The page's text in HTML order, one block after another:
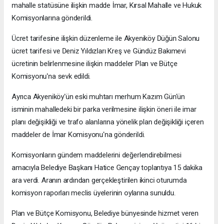
mahalle statüsüne ilişkin madde İmar, Kırsal Mahalle ve Hukuk
Komisyonlarına gönderildi.
Ücret tarifesine ilişkin düzenleme ile Akyeniköy Düğün Salonu
ücret tarifesi ve Deniz Yıldızları Kreş ve Gündüz Bakımevi
ücretinin belirlenmesine ilişkin maddeler Plan ve Bütçe
Komisyonu'na sevk edildi.
Ayrıca Akyeniköy'ün eski muhtarı merhum Kazım Gün'ün
isminin mahalledeki bir parka verilmesine ilişkin öneri ile imar
planı değişikliği ve trafo alanlarına yönelik plan değişikliği içeren
maddeler de İmar Komisyonu'na gönderildi.
Komisyonların gündem maddelerini değerlendirebilmesi
amacıyla Belediye Başkanı Hatice Gençay toplantıya 15 dakika
ara verdi. Aranın ardından gerçekleştirilen ikinci oturumda
komisyon raporları meclis üyelerinin oylarına sunuldu.
Plan ve Bütçe Komisyonu, Belediye bünyesinde hizmet veren